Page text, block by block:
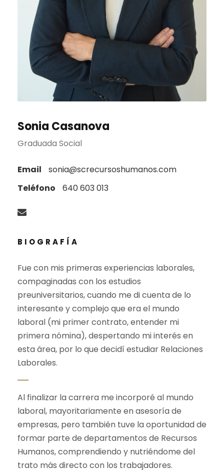
Sonia Casanova
Graduada Social
Email
sonia@screcursoshumanos.com
Teléfono
640 603 013
BIOGRAFÍA
Fue con mis primeras experiencias laborales,
compaginadas con los estudios
preuniversitarios, cuando me di cuenta de lo
interesante y complejo que era el mundo
laboral (mi primer contrato, entender mi
primera nómina), despertando mi interés en
esta área, por lo que decidí estudiar Relaciones
Laborales.
Al finalizar la carrera me incorporé al mundo
laboral, mayoritariamente en asesoría de
empresas, pero también tuve la oportunidad de
formar parte de departamentos de Recursos
Humanos, comprendiendo y nutriéndome del
trato más directo con los trabajadores.